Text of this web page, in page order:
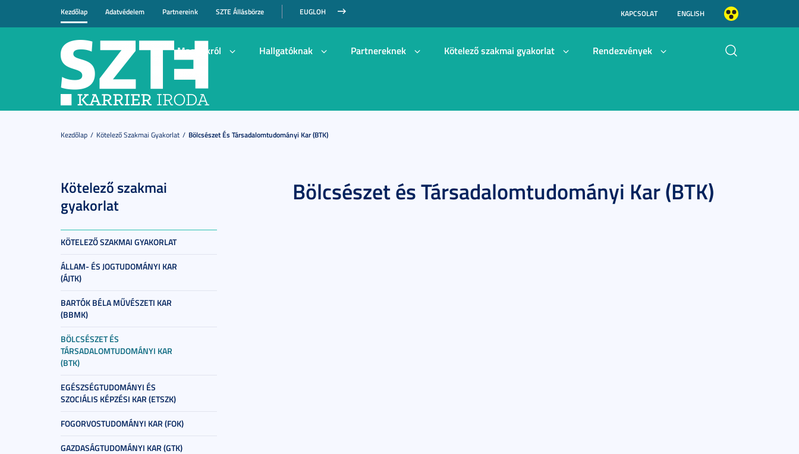
Kezdőlap Adatvédelem Partnereink SZTE Állásbörze EUGLOH KAPCSOLAT ENGLISH
Magunkról Hallgatóknak Partnereknek Kötelező szakmai gyakorlat Rendezvények
Kezdőlap Kötelező Szakmai Gyakorlat Bölcsészet És Társadalomtudományi Kar (BTK)
Kötelező szakmai
gyakorlat
KÖTELEZŐ SZAKMAI GYAKORLAT
ÁLLAM- ÉS JOGTUDOMÁNYI KAR
(ÁJTK)
BARTÓK BÉLA MŰVÉSZETI KAR
(BBMK)
BÖLCSÉSZET ÉS
TÁRSADALOMTUDOMÁNYI KAR
(BTK)
EGÉSZSÉGTUDOMÁNYI ÉS
SZOCIÁLIS KÉPZÉSI KAR (ETSZK)
FOGORVOSTUDOMÁNYI KAR (FOK)
GAZDASÁGTUDOMÁNYI KAR (GTK)
Bölcsészet és Társadalomtudományi Kar (BTK)